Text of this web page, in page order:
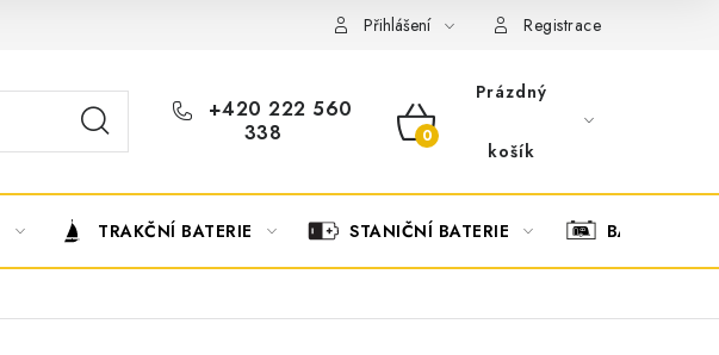
OBCHODNÍ PODMÍNKY OCHRANA OSOBNÍCH ÚDAJŮ
Přihlášení Registrace
+420 222 560
338
NÁKUPNÍ
Prázdný
košík
TRAKČNÍ BATERIE STANIČNÍ BATERIE BATERIOVÉ